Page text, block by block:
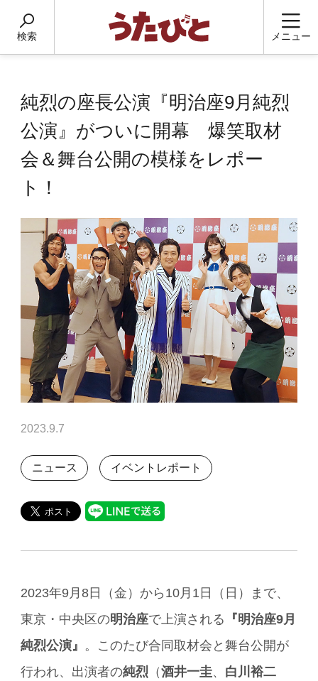
検索 メニュー
純烈の座長公演『明治座9月純烈
公演』がついに開幕 爆笑取材
会＆舞台公開の模様をレポー
ト！
2023.9.7
ニュース イベントレポート
2023年9月8日（金）から10月1日（日）まで、
東京・中央区の明治座で上演される
『明治座9月
純烈公演』 。このたび合同取材会と舞台公開が
行われ、出演者の純烈 （酒井一圭、 白川裕二